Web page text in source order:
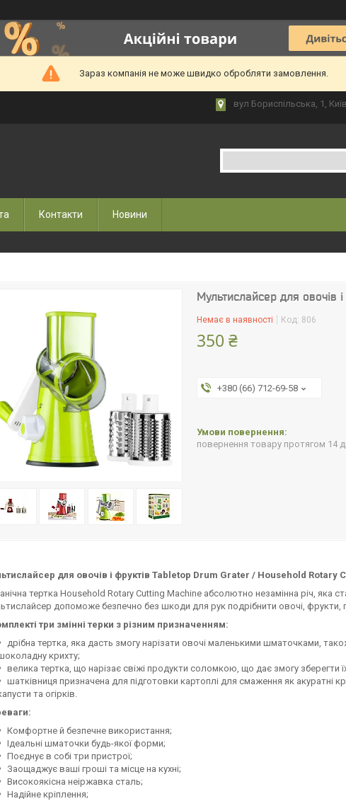
Зараз компанія не може швидко обробляти замовлення.
вул Бориспільська, 1,
Контакти Новини
Мультислайсер для овочів
Немає в наявності Код: 806
350 ₴
+380 (66) 712-69-58
повернення товару протягом 14
для овочів і фруктів Tabletop Drum Grater / Household Rotary
тертка Household Rotary Cutting Machine абсолютно незамінна річ, яка
допоможе безпечно без шкоди для рук подрібнити овочі, фрукти,
три змінні терки з різним призначенням:
дрібна тертка, яка дасть змогу нарізати овочі маленькими шматочками,
крихту;
велика тертка, що нарізає свіжі продукти соломкою, що дає змогу зберегти
шатківниця призначена для підготовки картоплі для смаження як акуратні
та огірків.
Комфортне й безпечне використання;
Ідеальні шматочки будь-якої форми;
Поєднує в собі три пристрої;
Заощаджує ваші гроші та місце на кухні;
Високоякісна неіржавка сталь;
Надійне кріплення;